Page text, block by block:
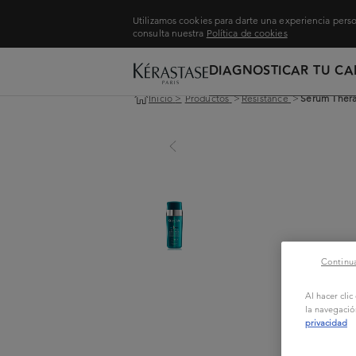
Utilizamos cookies para darte una experiencia
consulta nuestra Política de cookies
DIAGNOSTICAR TU
Inicio > Productos >Resistance >Serum
Al hacer
la
privacidad